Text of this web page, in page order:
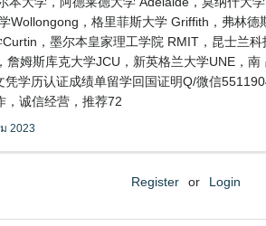
，格里菲斯大学 Griffith，弗林
，墨尔本皇家理工学院 RMIT，昆士兰
姆斯库克大学JCU，新英格兰大学UNE，
学历认证成绩单留学回国证明Q/微信
，诚信经营，推荐72
2023
Register or Login